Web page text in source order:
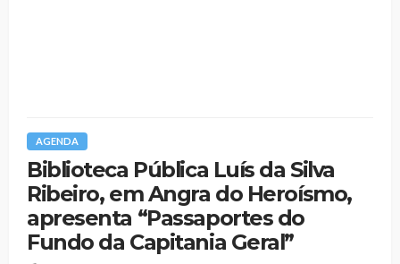
AGENDA
Biblioteca Pública Luís da Silva
Ribeiro, em Angra do Heroísmo,
apresenta “Passaportes do
Fundo da Capitania Geral”